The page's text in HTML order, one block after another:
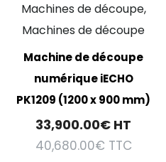
Machines de découpe,
Machines de découpe
Machine de découpe
numérique iECHO
PK1209 (1200 x 900 mm)
33,900.00€ HT
40,680.00€ TTC